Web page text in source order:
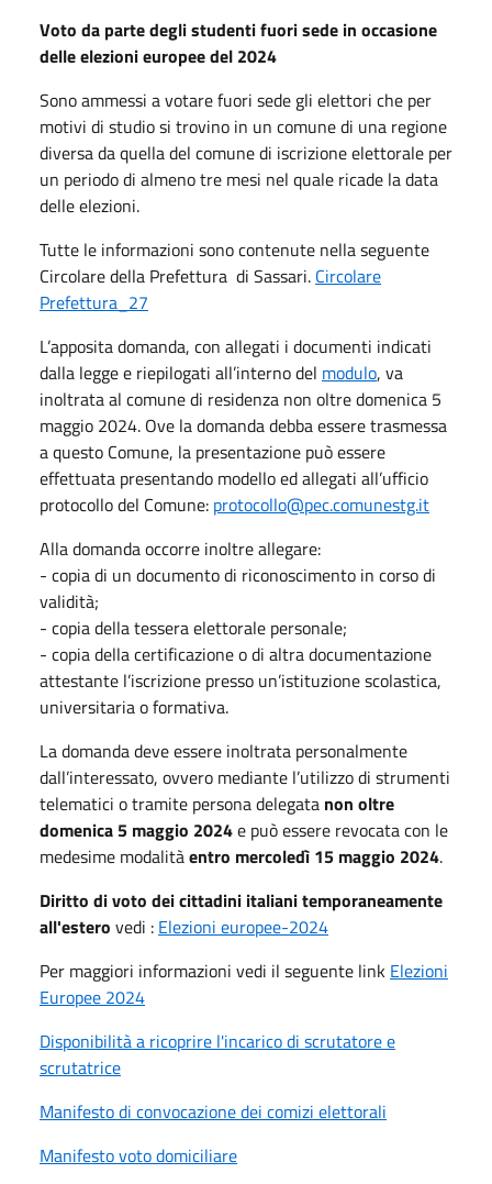
Voto da parte degli studenti fuori sede in occasione
delle elezioni europee del 2024
Sono ammessi a votare fuori sede gli elettori che per
motivi di studio si trovino in un comune di una regione
diversa da quella del comune di iscrizione elettorale per
un periodo di almeno tre mesi nel quale ricade la data
delle elezioni.
Tutte le informazioni sono contenute nella seguente
Circolare della Prefettura di Sassari. Circolare
Prefettura_27
L’apposita domanda, con allegati i documenti indicati
dalla legge e riepilogati all’interno del modulo, va
inoltrata al comune di residenza non oltre domenica 5
maggio 2024. Ove la domanda debba essere trasmessa
a questo Comune, la presentazione può essere
effettuata presentando modello ed allegati all’ufficio
protocollo del Comune: protocollo@pec.comunestg.it
Alla domanda occorre inoltre allegare:
- copia di un documento di riconoscimento in corso di
validità;
- copia della tessera elettorale personale;
- copia della certificazione o di altra documentazione
attestante l’iscrizione presso un’istituzione scolastica,
universitaria o formativa.
La domanda deve essere inoltrata personalmente
dall’interessato, ovvero mediante l’utilizzo di strumenti
telematici o tramite persona delegata non oltre
domenica 5 maggio 2024e può essere revocata con le
medesime modalitàentro mercoledì 15 maggio 2024.
Diritto di voto dei cittadini italiani temporaneamente
all'estero vedi : Elezioni europee-2024
Per maggiori informazioni vedi il seguente link Elezioni
Europee 2024
Disponibilità a ricoprire l'incarico di scrutatore e
scrutatrice
Manifesto di convocazione dei comizi elettorali
Manifesto voto domiciliare